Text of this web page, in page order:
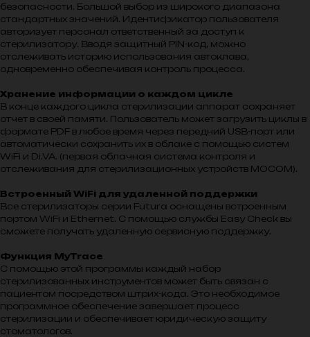
безопасности. Большой выбор из широкого диапазона
стандартных значений. Идентификатор пользователя
авторизует персонал ответственный за доступ к
стерилизатору. Вводя защитный PIN-код, можно
отслеживать историю использования автоклава,
одновременно обеспечивая контроль процесса.
Хранение информации о каждом цикле
В конце каждого цикла стерилизации аппарат сохраняет
отчет в своей памяти. Пользователь может загрузить циклы в
формате PDF в любое время через передний USB-порт или
автоматически сохранить их в облаке с помощью систем
WiFi и Di.VA. (первая облачная система контроля и
отслеживания для стерилизационных устройств MOCOM).
Встроенный WiFi для удаленной поддержки
Все стерилизаторы серии Futura оснащены встроенным
портом WiFi и Ethernet. С помощью службы Easy Check вы
сможете получать удаленную сервисную поддержку.
Функция MyTrace
С помощью этой программы каждый набор
стерилизованных инструментов может быть связан с
пациентом посредством штрих-кода. Это необходимое
программное обеспечение завершает процесс
стерилизации и обеспечивает юридическую защиту
стоматологов.